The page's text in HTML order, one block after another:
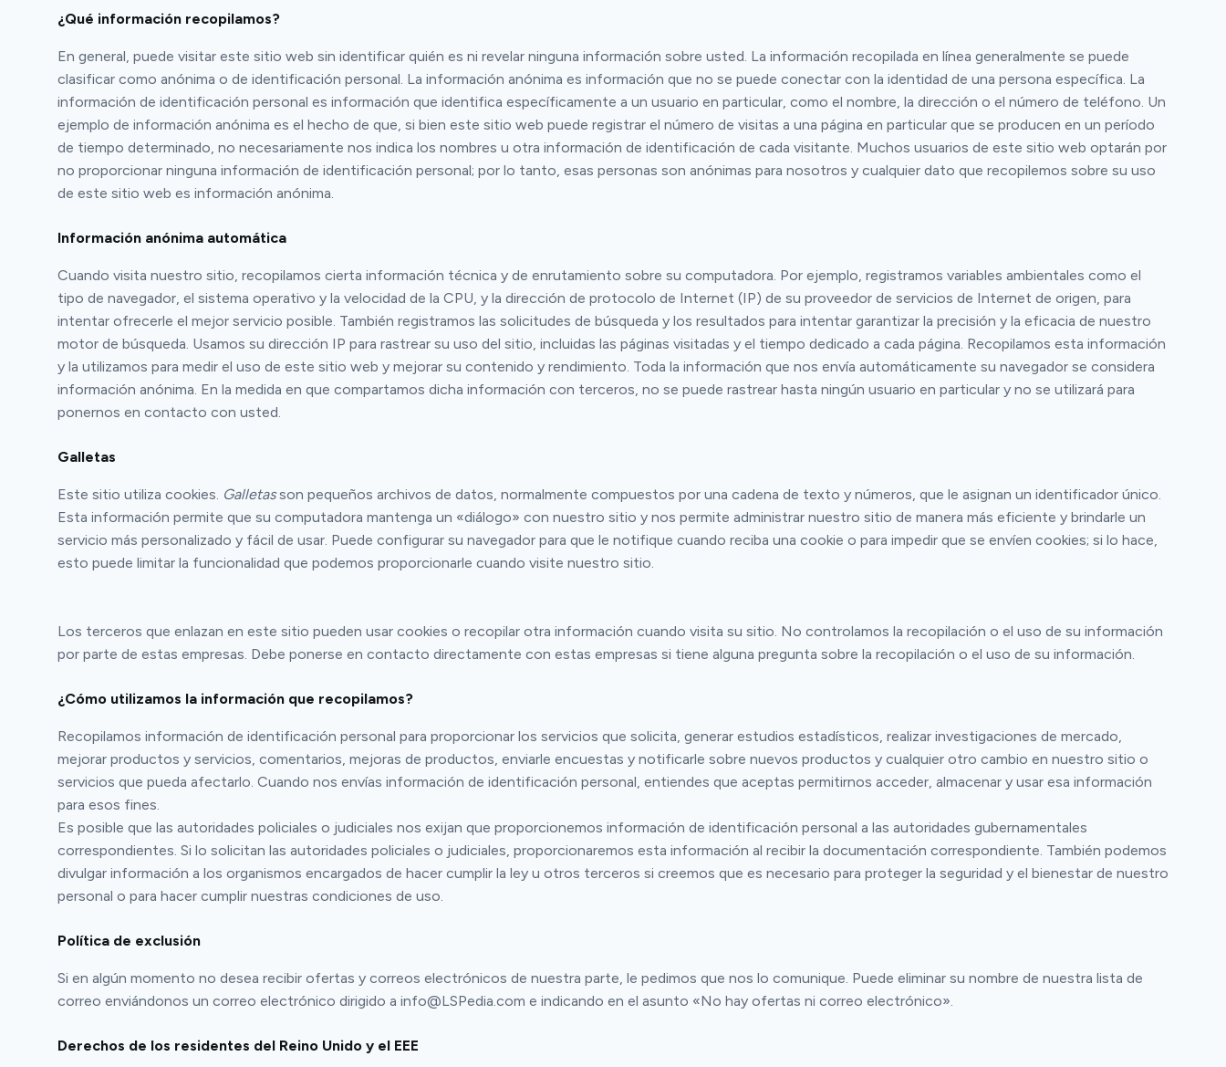
¿Qué información recopilamos?
En general, puede visitar este sitio web sin identificar quién es ni revelar ninguna información sobre usted. La información recopilada en línea generalmente se puede
clasificar como anónima o de identificación personal. La información anónima es información que no se puede conectar con la identidad de una persona específica. La
información de identificación personal es información que identifica específicamente a un usuario en particular, como el nombre, la dirección o el número de teléfono. Un
ejemplo de información anónima es el hecho de que, si bien este sitio web puede registrar el número de visitas a una página en particular que se producen en un período
de tiempo determinado, no necesariamente nos indica los nombres u otra información de identificación de cada visitante. Muchos usuarios de este sitio web optarán por
no proporcionar ninguna información de identificación personal; por lo tanto, esas personas son anónimas para nosotros y cualquier dato que recopilemos sobre su uso
de este sitio web es información anónima.
Información anónima automática
Cuando visita nuestro sitio, recopilamos cierta información técnica y de enrutamiento sobre su computadora. Por ejemplo, registramos variables ambientales como el
tipo de navegador, el sistema operativo y la velocidad de la CPU, y la dirección de protocolo de Internet (IP) de su proveedor de servicios de Internet de origen, para
intentar ofrecerle el mejor servicio posible. También registramos las solicitudes de búsqueda y los resultados para intentar garantizar la precisión y la eficacia de nuestro
motor de búsqueda. Usamos su dirección IP para rastrear su uso del sitio, incluidas las páginas visitadas y el tiempo dedicado a cada página. Recopilamos esta información
y la utilizamos para medir el uso de este sitio web y mejorar su contenido y rendimiento. Toda la información que nos envía automáticamente su navegador se considera
información anónima. En la medida en que compartamos dicha información con terceros, no se puede rastrear hasta ningún usuario en particular y no se utilizará para
ponernos en contacto con usted.
Galletas
Este sitio utiliza cookies. Galletasson pequeños archivos de datos, normalmente compuestos por una cadena de texto y números, que le asignan un identificador único.
Esta información permite que su computadora mantenga un «diálogo» con nuestro sitio y nos permite administrar nuestro sitio de manera más eficiente y brindarle un
servicio más personalizado y fácil de usar. Puede configurar su navegador para que le notifique cuando reciba una cookie o para impedir que se envíen cookies; si lo hace,
esto puede limitar la funcionalidad que podemos proporcionarle cuando visite nuestro sitio.
Los terceros que enlazan en este sitio pueden usar cookies o recopilar otra información cuando visita su sitio. No controlamos la recopilación o el uso de su información
por parte de estas empresas. Debe ponerse en contacto directamente con estas empresas si tiene alguna pregunta sobre la recopilación o el uso de su información.
¿Cómo utilizamos la información que recopilamos?
Recopilamos información de identificación personal para proporcionar los servicios que solicita, generar estudios estadísticos, realizar investigaciones de mercado,
mejorar productos y servicios, comentarios, mejoras de productos, enviarle encuestas y notificarle sobre nuevos productos y cualquier otro cambio en nuestro sitio o
servicios que pueda afectarlo. Cuando nos envías información de identificación personal, entiendes que aceptas permitirnos acceder, almacenar y usar esa información
para esos fines.
Es posible que las autoridades policiales o judiciales nos exijan que proporcionemos información de identificación personal a las autoridades gubernamentales
correspondientes. Si lo solicitan las autoridades policiales o judiciales, proporcionaremos esta información al recibir la documentación correspondiente. También podemos
divulgar información a los organismos encargados de hacer cumplir la ley u otros terceros si creemos que es necesario para proteger la seguridad y el bienestar de nuestro
personal o para hacer cumplir nuestras condiciones de uso.
Política de exclusión
Si en algún momento no desea recibir ofertas y correos electrónicos de nuestra parte, le pedimos que nos lo comunique. Puede eliminar su nombre de nuestra lista de
correo enviándonos un correo electrónico dirigido a info@LSPedia.com e indicando en el asunto «No hay ofertas ni correo electrónico».
Derechos de los residentes del Reino Unido y el EEE